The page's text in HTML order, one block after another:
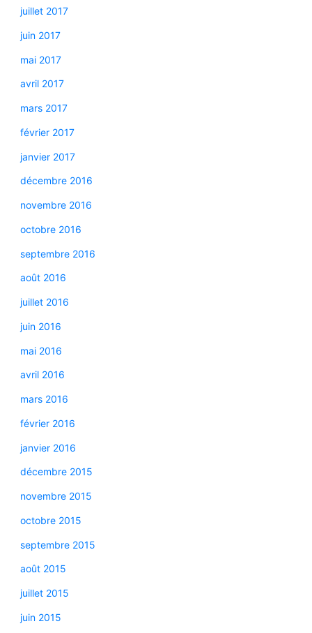
juillet 2017
juin 2017
mai 2017
avril 2017
mars 2017
février 2017
janvier 2017
décembre 2016
novembre 2016
octobre 2016
septembre 2016
août 2016
juillet 2016
juin 2016
mai 2016
avril 2016
mars 2016
février 2016
janvier 2016
décembre 2015
novembre 2015
octobre 2015
septembre 2015
août 2015
juillet 2015
juin 2015